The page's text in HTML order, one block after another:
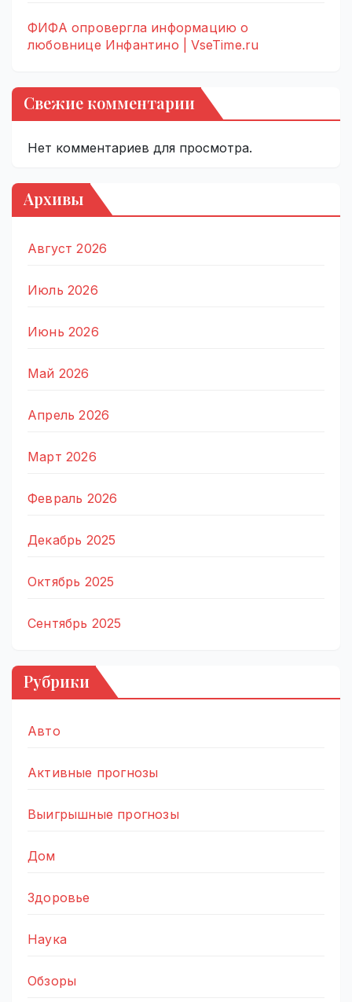
ФИФА опровергла информацию о
любовнице Инфантино | VseTime.ru
Свежие комментарии
Нет комментариев для просмотра.
Архивы
Август 2026
Июль 2026
Июнь 2026
Май 2026
Апрель 2026
Март 2026
Февраль 2026
Декабрь 2025
Октябрь 2025
Сентябрь 2025
Рубрики
Авто
Активные прогнозы
Выигрышные прогнозы
Дом
Здоровье
Наука
Обзоры